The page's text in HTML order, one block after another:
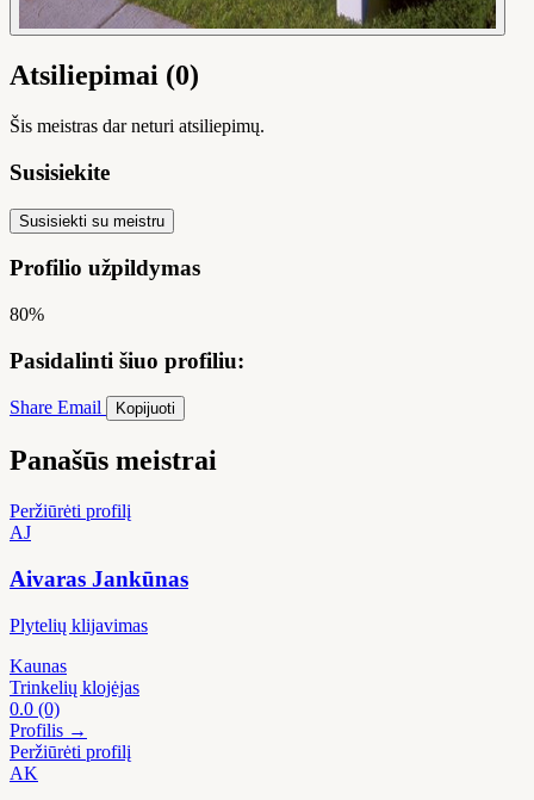
Atsiliepimai (0)
Šis meistras dar neturi atsiliepimų.
Susisiekite
Susisiekti su meistru
Profilio užpildymas
80%
Pasidalinti šiuo profiliu:
Share Email Kopijuoti
Panašūs meistrai
Peržiūrėti profilį
AJ
Aivaras Jankūnas
Plytelių klijavimas
Kaunas
Trinkelių klojėjas
0.0 (0)
Profilis →
Peržiūrėti profilį
AK